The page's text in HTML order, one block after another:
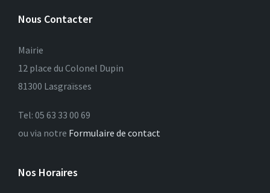
Nous Contacter
Mairie
12 place du Colonel Dupin
81300 Lasgraïsses
Tel: 05 63 33 00 69
ou via notre Formulaire de contact
Nos Horaires